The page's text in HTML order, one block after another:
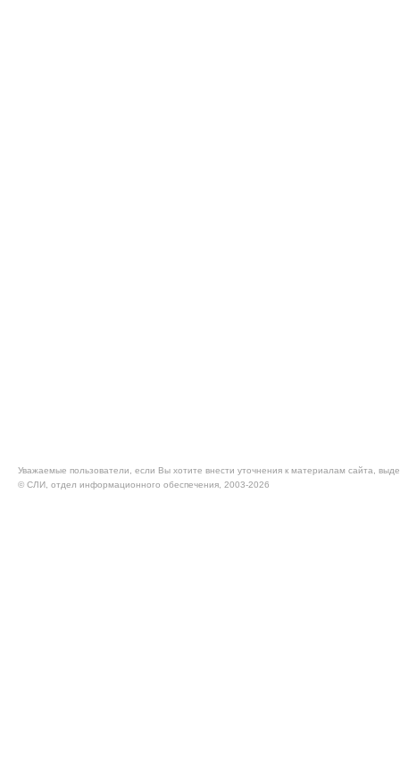
Уважаемые пользователи, если Вы хотите внести уточнения к материалам сайта,
© CЛИ, отдел информационного обеспечения, 2003-2026